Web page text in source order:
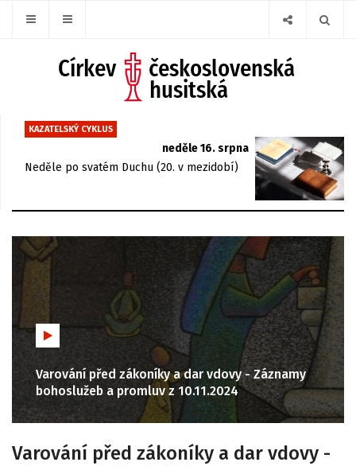
KAZATELSKÝ CYKLUS
neděle 16. srpna
Neděle po svatém Duchu (20. v mezidobí)
Varování před zákoníky a dar vdovy - Záznamy
bohoslužeb a promluv z 10.11.2024
Varování před zákoníky a dar vdovy -